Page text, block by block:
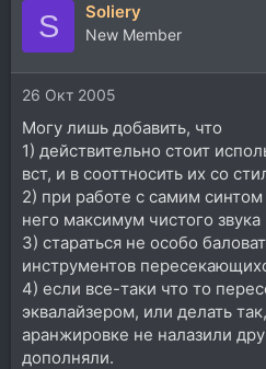
S Soliery
New Member
26 Окт 2005
Могу лишь добавить, что
1) действительно стоит
вст, и в сооттносить их со
2) при работе с самим синтом
него максимум чистого
3) стараться не особо
инструментов
4) если все-таки что то
эквалайзером, или делать
аранжировке не налазили
дополняли.